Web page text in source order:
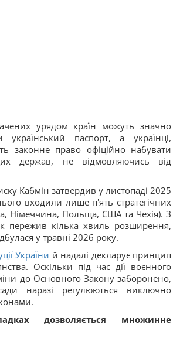
урядом країн можуть значно
український паспорт, а українці,
законне право офіційно набувати
держав, не відмовляючись від
Кабмін затвердив у листопаді 2025
входили лише п'ять стратегічних
Німеччина, Польща, США та Чехія). З
пережив кілька хвиль розширення,
у травні 2026 року.
України й надалі декларує принцип
Оскільки під час дії воєнного
до Основного Закону заборонено,
наразі регулюються виключно
дозволяється множинне